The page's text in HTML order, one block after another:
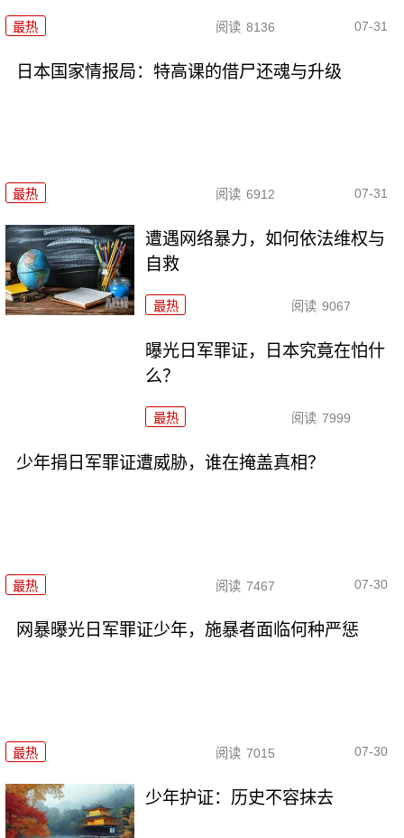
最热 阅读 8136 07-31
日本国家情报局：特高课的借尸还魂与升级
最热 阅读 6912 07-31
遭遇网络暴力，如何依法维权与
自救
最热 阅读 9067
曝光日军罪证，日本究竟在怕什
么？
最热 阅读 7999
少年捐日军罪证遭威胁，谁在掩盖真相？
最热 阅读 7467 07-30
网暴曝光日军罪证少年，施暴者面临何种严惩
最热 阅读 7015 07-30
少年护证：历史不容抹去